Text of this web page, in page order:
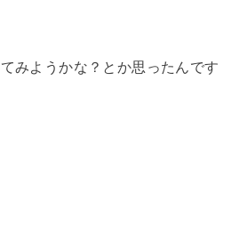
みようかな？とか思ったんです